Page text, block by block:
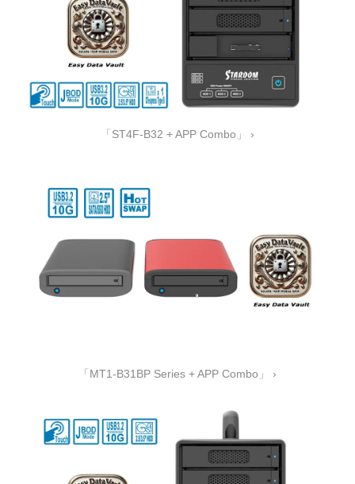
「ST4F-B32 + APP Combo」 ›
「MT1-B31BP Series + APP Combo」 ›